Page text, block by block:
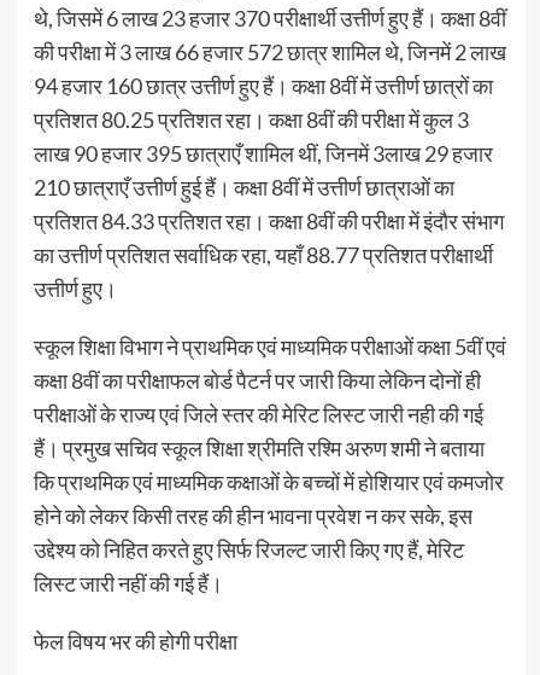
थे, जिसमें 6 लाख 23 हजार 370 परीक्षार्थी उत्तीर्ण हुए हैं। कक्षा 8वीं
की परीक्षा में 3 लाख 66 हजार 572 छात्र शामिल थे, जिनमें 2 लाख
94 हजार 160 छात्र उत्तीर्ण हुए हैं। कक्षा 8वीं में उत्तीर्ण छात्रों का
प्रतिशत 80.25 प्रतिशत रहा। कक्षा 8वीं की परीक्षा में कुल 3
लाख 90 हजार 395 छात्राएँ शामिल थीं, जिनमें 3लाख 29 हजार
210 छात्राएँ उत्तीर्ण हुई हैं। कक्षा 8वीं में उत्तीर्ण छात्राओं का
प्रतिशत 84.33 प्रतिशत रहा। कक्षा 8वीं की परीक्षा में इंदौर संभाग
का उत्तीर्ण प्रतिशत सर्वाधिक रहा, यहाँ 88.77 प्रतिशत परीक्षार्थी
उत्तीर्ण हुए।
स्कूल शिक्षा विभाग ने प्राथमिक एवं माध्यमिक परीक्षाओं कक्षा 5वीं एवं
कक्षा 8वीं का परीक्षाफल बोर्ड पैटर्न पर जारी किया लेकिन दोनों ही
परीक्षाओं के राज्य एवं जिले स्तर की मेरिट लिस्ट जारी नही की गई
हैं। प्रमुख सचिव स्कूल शिक्षा श्रीमति रश्मि अरुण शमी ने बताया
कि प्राथमिक एवं माध्यमिक कक्षाओं के बच्चों में होशियार एवं कमजोर
होने को लेकर किसी तरह की हीन भावना प्रवेश न कर सके, इस
उद्देश्य को निहित करते हुए सिर्फ रिजल्ट जारी किए गए हैं, मेरिट
लिस्ट जारी नहीं की गई हैं।
फेल विषय भर की होगी परीक्षा